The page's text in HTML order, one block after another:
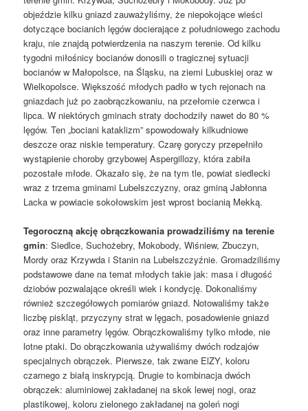
objeździe kilku gniazd zauważyliśmy, że niepokojące wieści
dotyczące bocianich lęgów docierające z południowego zachodu
kraju, nie znajdą potwierdzenia na naszym terenie. Od kilku
tygodni miłośnicy bocianów donosili o tragicznej sytuacji
bocianów w Małopolsce, na Śląsku, na ziemi Lubuskiej oraz w
Wielkopolsce. Większość młodych padło w tych rejonach na
gniazdach już po zaobrączkowaniu, na przełomie czerwca i
lipca. W niektórych gminach straty dochodziły nawet do 80 %
lęgów. Ten „bociani kataklizm” spowodowały kilkudniowe
deszcze oraz niskie temperatury. Czarę goryczy przepełniło
wystąpienie choroby grzybowej Aspergillozy, która zabiła
pozostałe młode. Okazało się, że na tym tle, powiat siedlecki
wraz z trzema gminami Lubelszczyzny, oraz gminą Jabłonna
Lacka w powiacie sokołowskim jest wprost bocianią Mekką.
Tegoroczną akcję obrączkowania prowadziliśmy na terenie
gmin: Siedlce, Suchożebry, Mokobody, Wiśniew, Zbuczyn,
Mordy oraz Krzywda i Stanin na Lubelszczyźnie. Gromadziliśmy
podstawowe dane na temat młodych takie jak: masa i długość
dziobów pozwalające określi wiek i kondycję. Dokonaliśmy
również szczegółowych pomiarów gniazd. Notowaliśmy także
liczbę piskląt, przyczyny strat w lęgach, posadowienie gniazd
oraz inne parametry lęgów. Obrączkowaliśmy tylko młode, nie
lotne ptaki. Do obrączkowania używaliśmy dwóch rodzajów
specjalnych obrączek. Pierwsze, tak zwane ElZY, koloru
czarnego z białą inskrypcją. Drugie to kombinacja dwóch
obrączek: aluminiowej zakładanej na skok lewej nogi, oraz
plastikowej, koloru zielonego zakładanej na goleń nogi